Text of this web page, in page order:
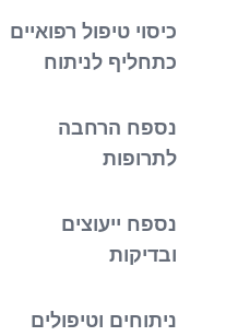
כיסוי טיפול רפואיים
כתחליף לניתוח
נספח הרחבה
לתרופות
נספח ייעוצים
ובדיקות
ניתוחים וטיפולים